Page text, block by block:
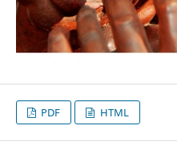
PDF HTML